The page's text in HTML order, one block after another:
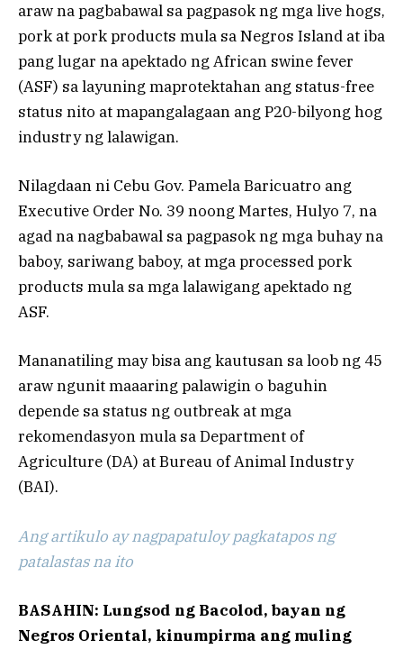
araw na pagbabawal sa pagpasok ng mga live hogs,
pork at pork products mula sa Negros Island at iba
pang lugar na apektado ng African swine fever
(ASF) sa layuning maprotektahan ang status-free
status nito at mapangalagaan ang P20-bilyong hog
industry ng lalawigan.
Nilagdaan ni Cebu Gov. Pamela Baricuatro ang
Executive Order No. 39 noong Martes, Hulyo 7, na
agad na nagbabawal sa pagpasok ng mga buhay na
baboy, sariwang baboy, at mga processed pork
products mula sa mga lalawigang apektado ng
ASF.
Mananatiling may bisa ang kautusan sa loob ng 45
araw ngunit maaaring palawigin o baguhin
depende sa status ng outbreak at mga
rekomendasyon mula sa Department of
Agriculture (DA) at Bureau of Animal Industry
(BAI).
Ang artikulo ay nagpapatuloy pagkatapos ng
patalastas na ito
BASAHIN: Lungsod ng Bacolod, bayan ng
Negros Oriental, kinumpirma ang muling